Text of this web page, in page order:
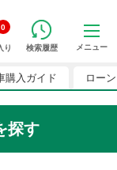
0
り 検索履歴 メニュー
購入ガイド ローン
探す